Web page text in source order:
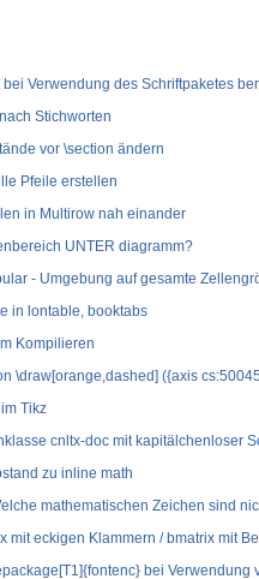
bei Verwendung des Schriftpaketes
Stichworten
vor \section ändern
Pfeile erstellen
in Multirow nah einander
UNTER diagramm?
- Umgebung auf gesamte
in lontable, booktabs
Kompilieren
\draw[orange,dashed] ({axis
Tikz
cnltx-doc mit kapitälchenloser
zu inline math
mathematischen Zeichen sind
mit eckigen Klammern / bmatrix mit
bei